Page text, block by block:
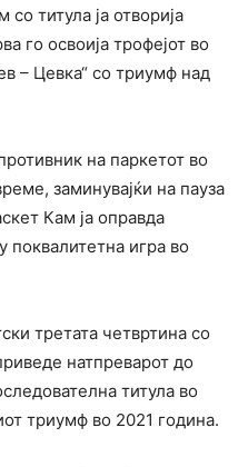
титула ја отворија
го освоија трофејот во
– Цевка“ со триумф над
на паркетот во
заминувајќи на пауза
Кам ја оправда
поквалитетна игра во
третата четвртина со
натпреварот до
титула во
триумф во 2021 година.